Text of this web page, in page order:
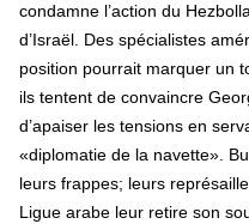
condamne l’action du
d’Israël. Des spécialistes
position pourrait marquer un
ils tentent de convaincre
d’apaiser les tensions en
«diplomatie de la navette».
leurs frappes; leurs
Ligue arabe leur retire son